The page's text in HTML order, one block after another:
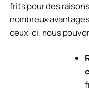
frits pour des
nombreux
ceux-ci, nous